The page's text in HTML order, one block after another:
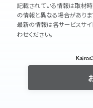
記載されている情報は取材
の情報と異なる場合がありま
最新の情報は各サービスサイ
わせください。